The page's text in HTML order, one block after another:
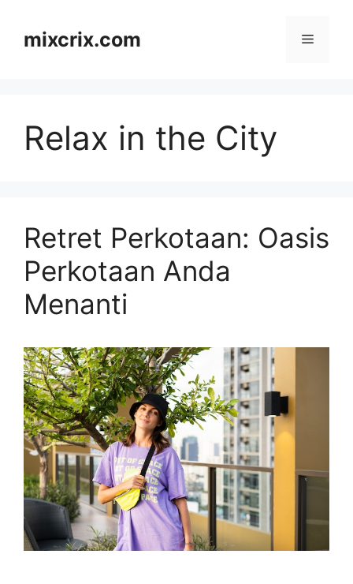
contentmixcrix.com Menu
Relax in the City
Retret Perkotaan: Oasis
Perkotaan Anda
Menanti